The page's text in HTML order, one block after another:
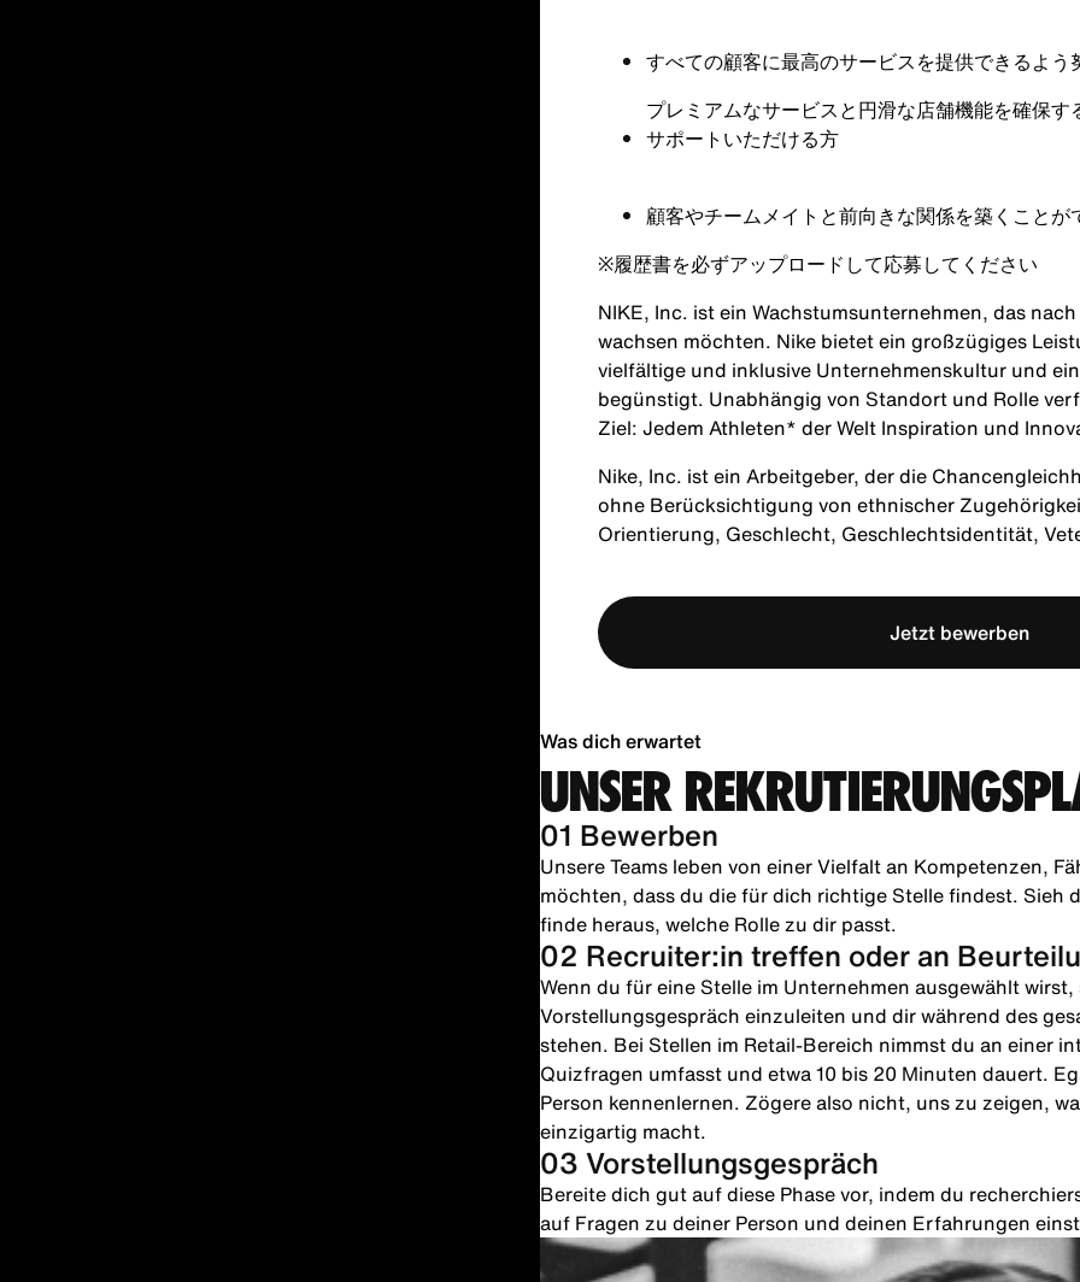
すべての顧客に最高のサービスを提供できるよう
プレミアムなサービスと円滑な店舗機能を確保
サポートいただける方
顧客やチームメイトと前向きな関係を築くことが
※履歴書を必ずアップロードして応募してください
NIKE, Inc. ist ein Wachstumsunternehmen, das
wachsen möchten. Nike bietet ein großzügiges
vielfältige und inklusive Unternehmenskultur und
begünstigt. Unabhängig von Standort und Rolle
Ziel: Jedem Athleten* der Welt Inspiration und
Nike, Inc. ist ein Arbeitgeber, der die
ohne Berücksichtigung von ethnischer
Orientierung, Geschlecht, Geschlechtsidentität,
Jetzt bewerben
Was dich erwartet
UNSER
01 Bewerben
Unsere Teams leben von einer Vielfalt an Kompetenzen,
möchten, dass du die für dich richtige Stelle findest. Sieh
finde heraus, welche Rolle zu dir passt.
02 Recruiter:in treffen oder an
Wenn du für eine Stelle im Unternehmen ausgewählt
Vorstellungsgespräch einzuleiten und dir während des
stehen. Bei Stellen im Retail-Bereich nimmst du an einer
Quizfragen umfasst und etwa 10 bis 20 Minuten dauert.
Person kennenlernen. Zögere also nicht, uns zu zeigen,
einzigartig macht.
03 Vorstellungsgespräch
Bereite dich gut auf diese Phase vor, indem du
auf Fragen zu deiner Person und deinen Erfahrungen